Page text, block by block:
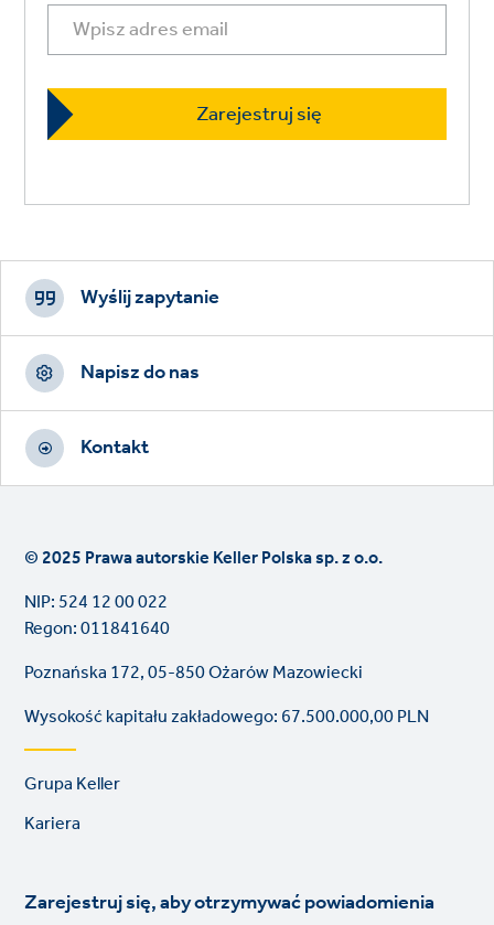
Footer
CTAs
Wyślij zapytanie
Napisz do nas
Kontakt
© 2025 Prawa autorskie Keller Polska sp. z o.o.
NIP: 524 12 00 022
Regon: 011841640
Poznańska 172, 05-850 Ożarów Mazowiecki
Wysokość kapitału zakładowego: 67.500.000,00 PLN
Footer
links
Grupa Keller
Kariera
Zarejestruj się, aby otrzymywać powiadomienia